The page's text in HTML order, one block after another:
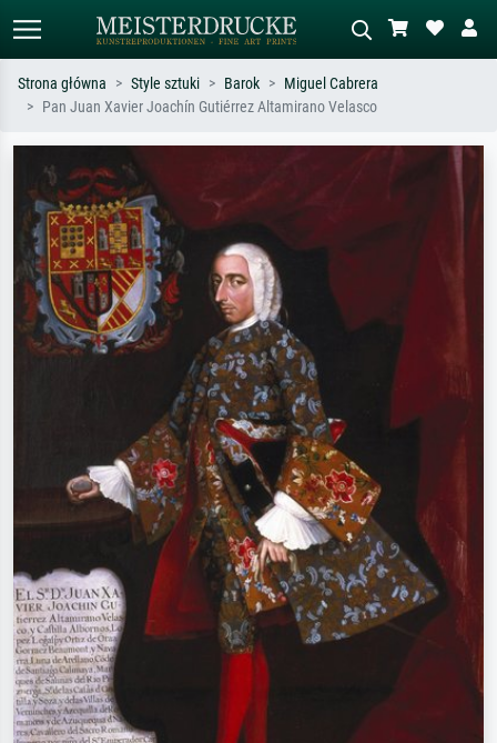
Szukaj wg artysty, tytułu lub stylu – np.
Monet, Gwiaździsta noc,
impresjonizm, fala Hokusaia, akt.
Strona główna Style sztuki Barok
Miguel Cabrera
Pan Juan Xavier Joachín Gutiérrez Altamirano Velasco